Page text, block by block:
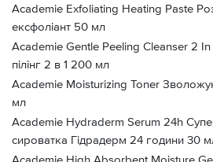
Academie Exfoliating Heating Paste
ексфоліант 50 мл
Academie Gentle Peeling Cleanser 2
пілінг 2 в 1 200 мл
Academie Moisturizing Toner
мл
Academie Hydraderm Serum 24h
сироватка Гідрадерм 24 години 30
Academie High Absorbent Moisture